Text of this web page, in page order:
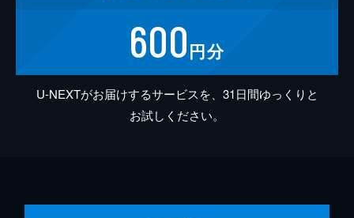
600円分
U-NEXTがお届けするサービスを、31日間ゆっくりと
お試しください。